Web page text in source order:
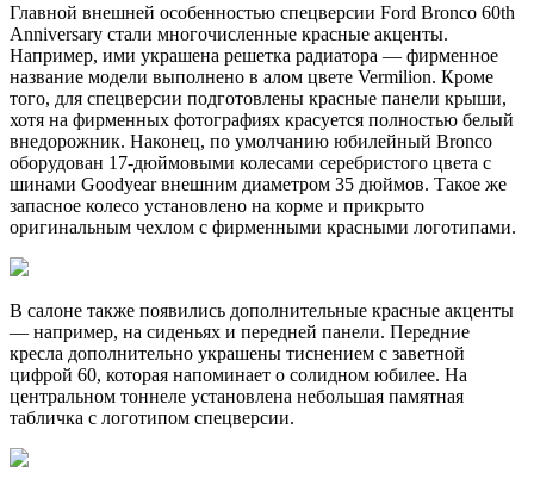
Главной внешней особенностью спецверсии Ford Bronco 60th
Anniversary стали многочисленные красные акценты.
Например, ими украшена решетка радиатора — фирменное
название модели выполнено в алом цвете Vermilion. Кроме
того, для спецверсии подготовлены красные панели крыши,
хотя на фирменных фотографиях красуется полностью белый
внедорожник. Наконец, по умолчанию юбилейный Bronco
оборудован 17-дюймовыми колесами серебристого цвета с
шинами Goodyear внешним диаметром 35 дюймов. Такое же
запасное колесо установлено на корме и прикрыто
оригинальным чехлом с фирменными красными логотипами.
В салоне также появились дополнительные красные акценты
— например, на сиденьях и передней панели. Передние
кресла дополнительно украшены тиснением с заветной
цифрой 60, которая напоминает о солидном юбилее. На
центральном тоннеле установлена небольшая памятная
табличка с логотипом спецверсии.